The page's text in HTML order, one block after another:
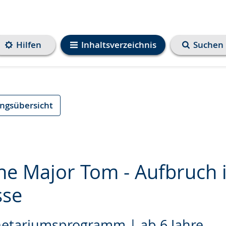
Inhaltsverzeichnis
Hilfen Suchen
Major Tom - Aufbruch